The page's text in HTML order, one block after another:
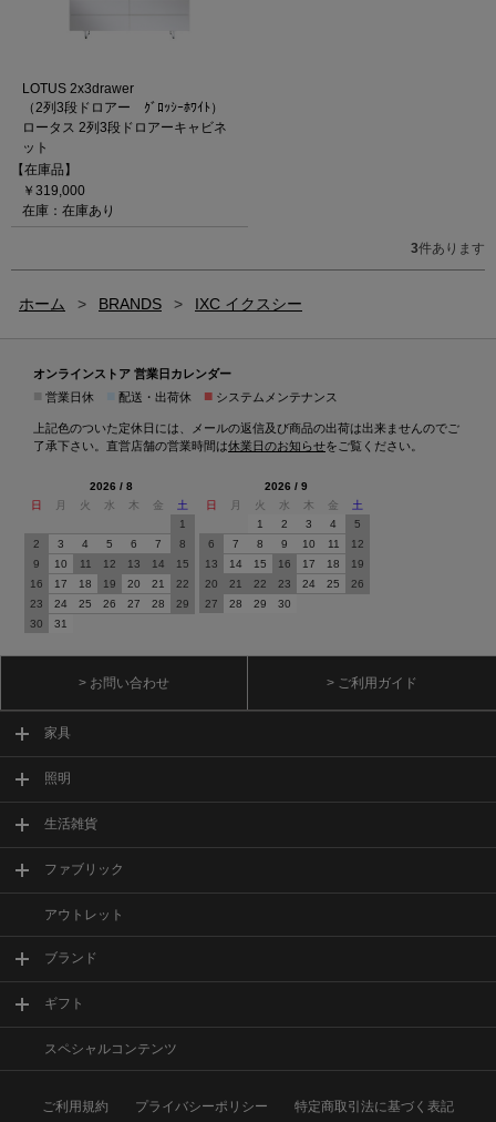
LOTUS 2x3drawer
（2列3段ドロアー ｸﾞﾛｯｼｰﾎﾜｲﾄ）
ロータス 2列3段ドロアーキャビネ
ット
【在庫品】
￥319,000
在庫：在庫あり
3件あります
ホーム > BRANDS > IXC イクスシー
オンラインストア 営業日カレンダー
営業日休 配送・出荷休 ■ システムメンテナンス
上記色のついた定休日には、メールの返信及び商品の出荷は出来ませんのでご
了承下さい。直営店舗の営業時間は休業日のお知らせをご覧ください。
2026 / 8
日
月 火 水 木 金
土
1
2
3 4 5 6 7
8
9
10 11 12 13 14
15
16
17 18 19 20 21
22
23
24 25 26 27 28
29
30
31
2026 / 9
日
月 火 水 木 金
土
1
2 3 4
5
6
7 8 9 10 11
12
13
14 15 16 17 18
19
20
21 22 23 24 25
26
27
28 29 30
> お問い合わせ > ご利用ガイド
家具
照明
生活雑貨
ファブリック
アウトレット
ブランド
ギフト
スペシャルコンテンツ
ご利用規約 プライバシーポリシー 特定商取引法に基づく表記